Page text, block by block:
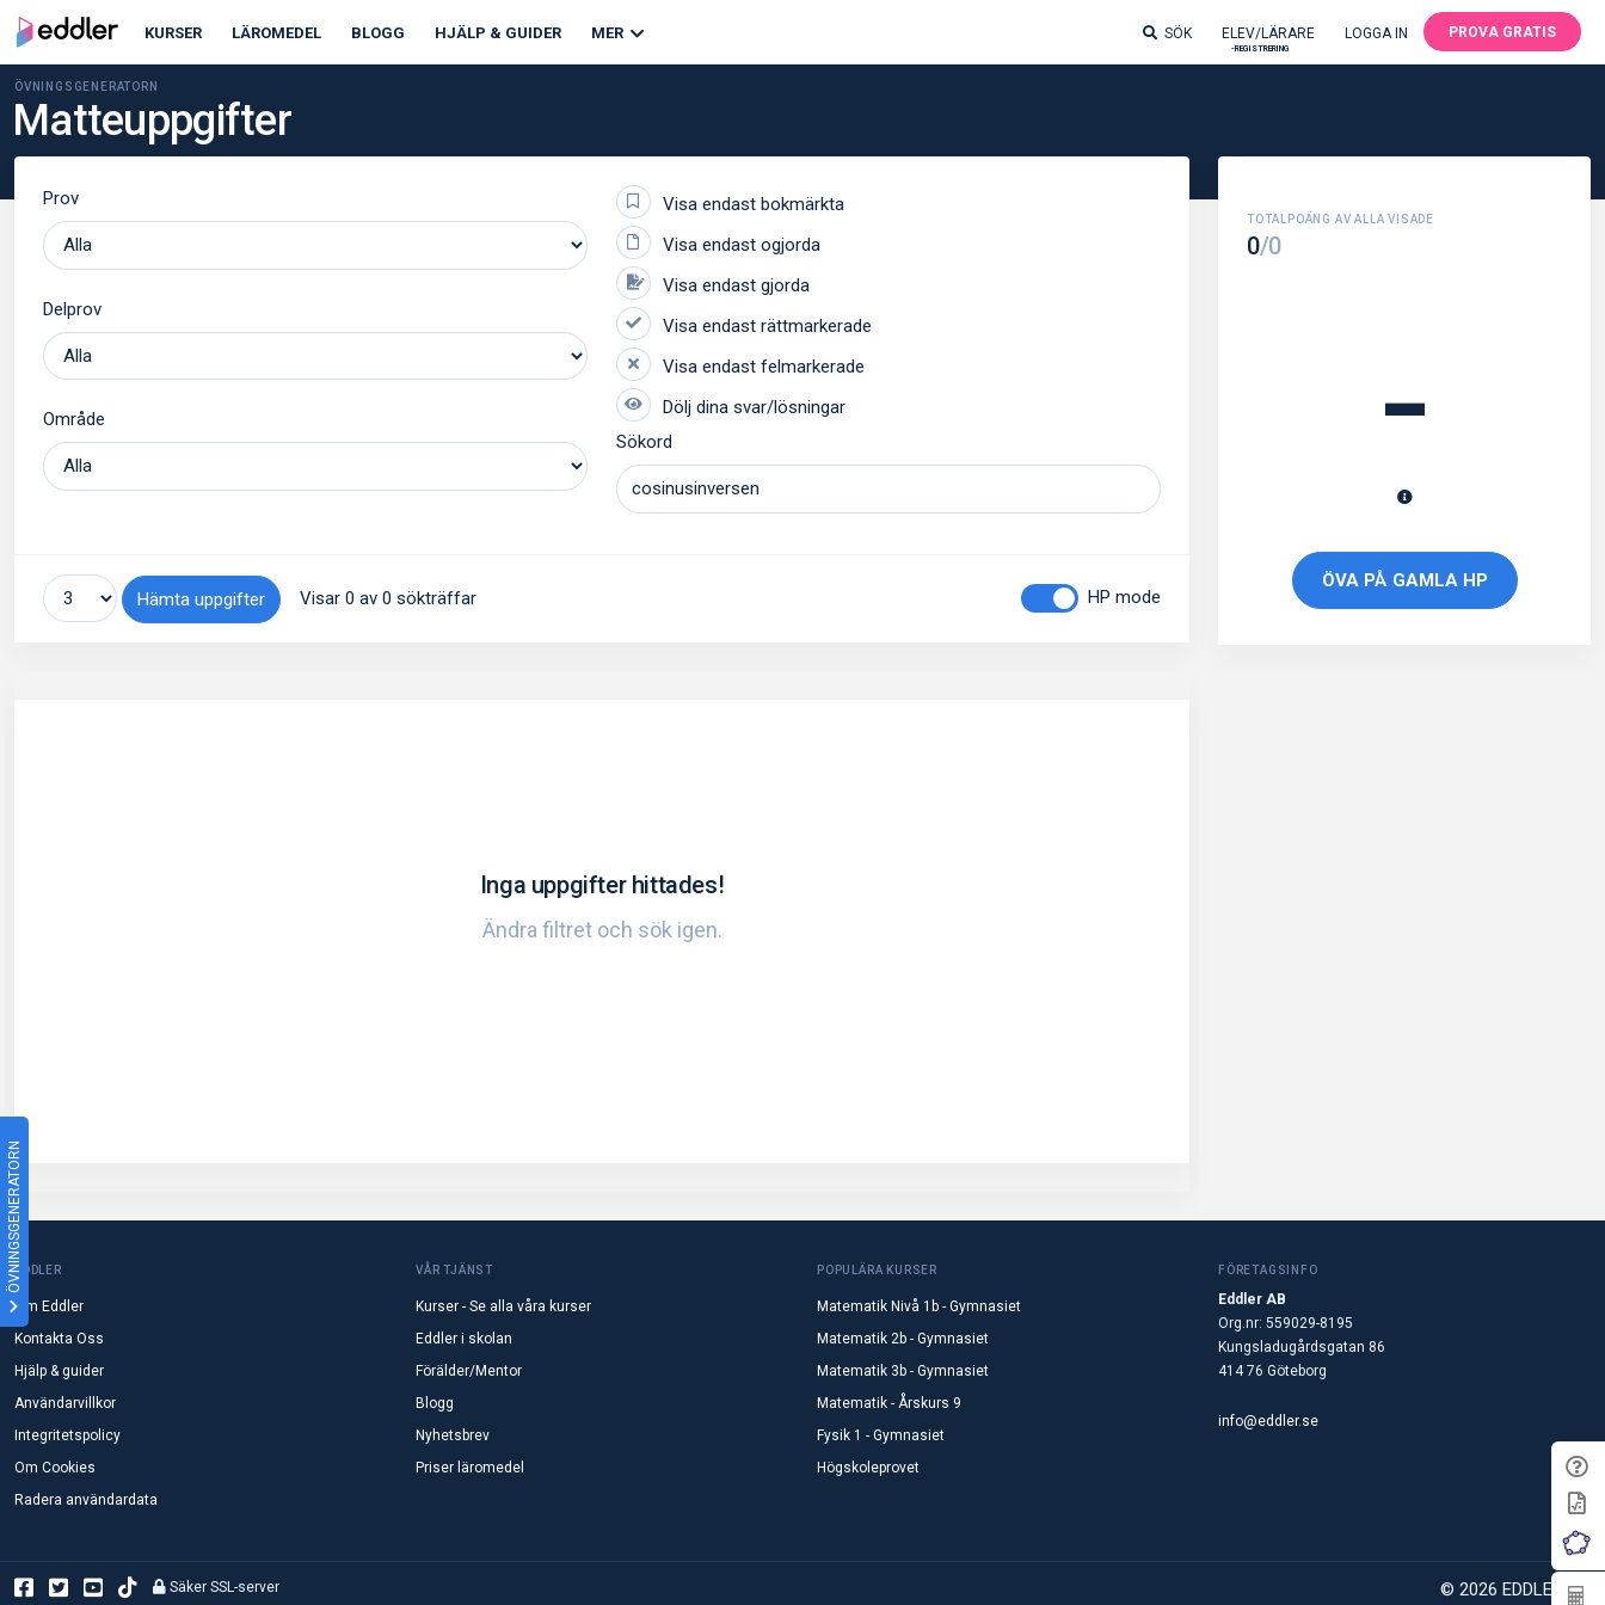
ÖVNINGSGENERATORN
KURSER LÄROMEDEL BLOGG HJÄLP & GUIDER MER SÖK ELEV/LÄRARE
-REGISTRERING
LOGGA IN PROVA GRATIS
ÖVNINGSGENERATORN
Matteuppgifter
Prov
Delprov
Område
Visa endast bokmärkta
Visa endast ogjorda
Visa endast gjorda
Dölj dina svar/lösningar
Sökord
Hämta uppgifter Visar 0 av 0 sökträffar HP mode
Inga uppgifter hittades!
Ändra filtret och sök igen.
0/0
-
ÖVA PÅ GAMLA HP
EDDLER
Om Eddler
Kontakta Oss
Hjälp & guider
Användarvillkor
Integritetspolicy
Om Cookies
Radera användardata
VÅR TJÄNST
Kurser - Se alla våra kurser
Eddler i skolan
Förälder/Mentor
Blogg
Nyhetsbrev
Priser läromedel
POPULÄRA KURSER
Matematik Nivå 1b - Gymnasiet
Matematik 2b - Gymnasiet
Matematik 3b - Gymnasiet
Matematik - Årskurs 9
Fysik 1 - Gymnasiet
Högskoleprovet
FÖRETAGSINFO
Eddler AB
Org.nr: 559029-8195
Kungsladugårdsgatan 86
414 76 Göteborg
info@eddler.se
© 2026 EDDLER AB
Säker SSL-server